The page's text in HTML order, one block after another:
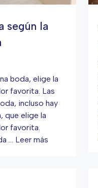
según la
boda, elige la
favorita. Las
incluso hay
que elige la
favorita.
… Leer más